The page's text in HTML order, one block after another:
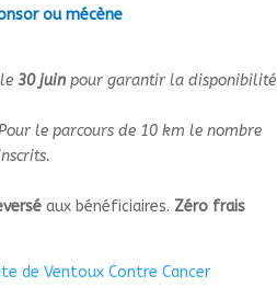
ou mécène
30 juin pour garantir la disponibilité
le parcours de 10 km le nombre
aux bénéficiaires. Zéro frais
de Ventoux Contre Cancer